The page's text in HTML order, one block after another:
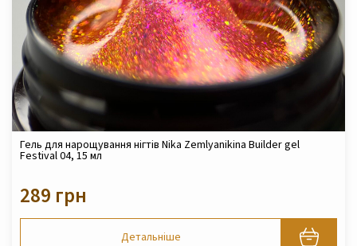
Гель для нарощування нігтів Nika Zemlyanikina Builder gel
Festival 04, 15 мл
289 грн
Детальніше